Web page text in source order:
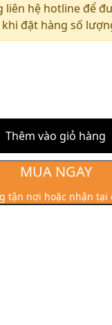
liên hệ hotline để
đặt hàng số
Thêm vào giỏ hàng
MUA NGAY
tận nơi hoặc nhận tại